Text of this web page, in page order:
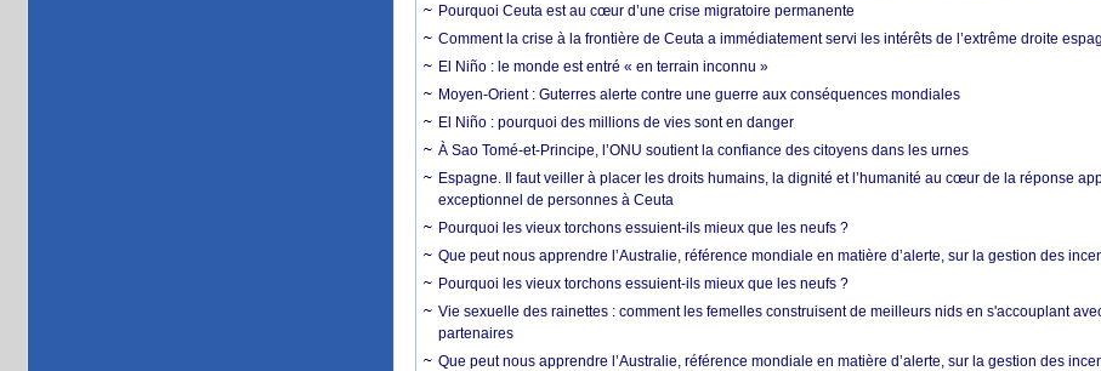
Pourquoi Ceuta est au cœur d’une crise migratoire permanente
Comment la crise à la frontière de Ceuta a immédiatement servi les intérêts de l’extrême droite
El Niño : le monde est entré « en terrain inconnu »
Moyen-Orient : Guterres alerte contre une guerre aux conséquences mondiales
El Niño : pourquoi des millions de vies sont en danger
À Sao Tomé-et-Principe, l’ONU soutient la confiance des citoyens dans les urnes
Espagne. Il faut veiller à placer les droits humains, la dignité et l’humanité au cœur de la réponse
exceptionnel de personnes à Ceuta
Pourquoi les vieux torchons essuient-ils mieux que les neufs ?
Que peut nous apprendre l’Australie, référence mondiale en matière d’alerte, sur la gestion des
Pourquoi les vieux torchons essuient-ils mieux que les neufs ?
Vie sexuelle des rainettes : comment les femelles construisent de meilleurs nids en s'accouplant
partenaires
Que peut nous apprendre l’Australie, référence mondiale en matière d’alerte, sur la gestion des